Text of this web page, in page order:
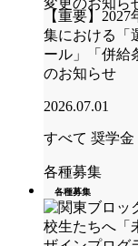
【重要】
集における「
ール」「併給
のお知らせ
2026.07.01
すべて 奨学金
各種募集
各種募集